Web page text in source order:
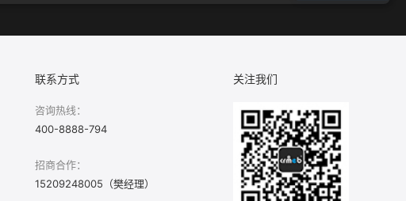
联系方式
咨询热线：
400-8888-794
招商合作：
15209248005（樊经理）
关注我们